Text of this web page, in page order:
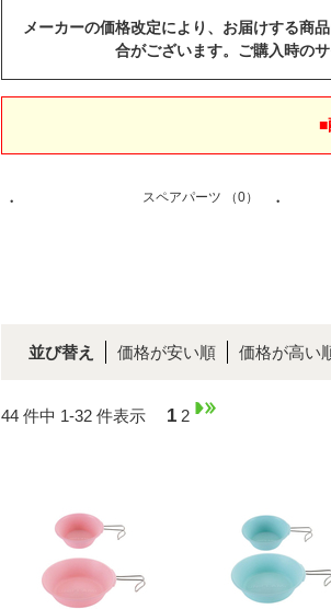
メーカーの価格改定により、お届けする商
合がございます。ご購入時の
■
・ スペアパーツ （0） ・
並び替え 価格が安い順 価格が高い
44 件中 1-32 件表示 1 2